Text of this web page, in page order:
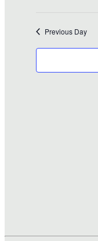
Previous Day